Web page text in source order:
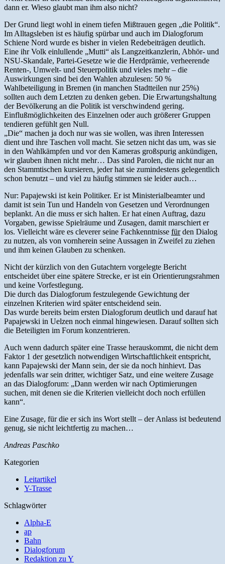
dann er. Wieso glaubt man ihm also nicht?
Der Grund liegt wohl in einem tiefen Mißtrauen gegen „die Politik“.
Im Alltagsleben ist es häufig spürbar und auch im Dialogforum
Schiene Nord wurde es bisher in vielen Redebeiträgen deutlich.
Eine ihr Volk einlullende „Mutti“ als Langzeitkanzlerin, Abhör- und
NSU-Skandale, Partei-Gesetze wie die Herdprämie, verheerende
Renten-, Umwelt- und Steuerpolitik und vieles mehr – die
Auswirkungen sind bei den Wahlen abzulesen: 50 %
Wahlbeteiligung in Bremen (in manchen Stadtteilen nur 25%)
sollten auch dem Letzten zu denken geben. Die Erwartungshaltung
der Bevölkerung an die Politik ist verschwindend gering.
Einflußmöglichkeiten des Einzelnen oder auch größerer Gruppen
tendieren gefühlt gen Null.
„Die“ machen ja doch nur was sie wollen, was ihren Interessen
dient und ihre Taschen voll macht. Sie setzen nicht das um, was sie
in den Wahlkämpfen und vor den Kameras großspurig ankündigen,
wir glauben ihnen nicht mehr… Das sind Parolen, die nicht nur an
den Stammtischen kursieren, jeder hat sie zumindestens gelegentlich
schon benutzt – und viel zu häufig stimmen sie leider auch…
Nur: Papajewski ist kein Politiker. Er ist Ministerialbeamter und
damit ist sein Tun und Handeln von Gesetzen und Verordnungen
beplankt. An die muss er sich halten. Er hat einen Auftrag, dazu
Vorgaben, gewisse Spielräume und Zusagen, damit marschiert er
los. Vielleicht wäre es cleverer seine Fachkenntnisse fürden Dialog
zu nutzen, als von vornherein seine Aussagen in Zweifel zu ziehen
und ihm keinen Glauben zu schenken.
Nicht der kürzlich von den Gutachtern vorgelegte Bericht
entscheidet über eine spätere Strecke, er ist ein Orientierungsrahmen
und keine Vorfestlegung.
Die durch das Dialogforum festzulegende Gewichtung der
einzelnen Kriterien wird später entscheidend sein.
Das wurde bereits beim ersten Dialogforum deutlich und darauf hat
Papajewski in Uelzen noch einmal hingewiesen. Darauf sollten sich
die Beteiligten im Forum konzentrieren.
Auch wenn dadurch später eine Trasse herauskommt, die nicht dem
Faktor 1 der gesetzlich notwendigen Wirtschaftlichkeit entspricht,
kann Papajewski der Mann sein, der sie da noch hinhievt. Das
jedenfalls war sein dritter, wichtiger Satz, und eine weitere Zusage
an das Dialogforum: „Dann werden wir nach Optimierungen
suchen, mit denen sie die Kriterien vielleicht doch noch erfüllen
kann“.
Eine Zusage, für die er sich ins Wort stellt – der Anlass ist bedeutend
genug, sie nicht leichtfertig zu machen…
Andreas Paschko
Kategorien
Leitartikel
Y-Trasse
Schlagwörter
Alpha-E
ap
Bahn
Dialogforum
Redaktion zu Y